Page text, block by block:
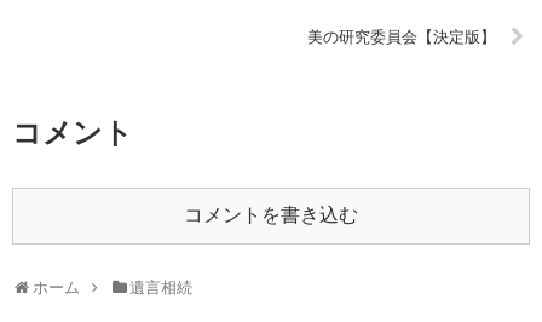
美の研究委員会【決定版】
コメント
コメントを書き込む
ホーム 遺言相続